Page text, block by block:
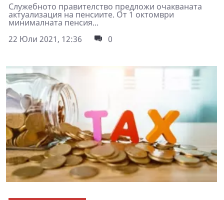
Служебното правителство предложи очакваната
актуализация на пенсиите. От 1 октомври
минималната пенсия...
22 Юли 2021, 12:36
0